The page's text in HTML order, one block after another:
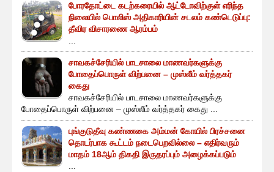
போரதோட்டை கடற்கரையில் ஆட்டோவிற்குள் எரிந்த
நிலையில் பொலிஸ் அதிகாரியின் சடலம் கண்டெடுப்பு:
தீவிர விசாரணை ஆரம்பம்
...
சாவகச்சேரியில் பாடசாலை மாணவர்களுக்கு
போதைப்பொருள் விற்பனை – முஸ்லீம் வர்த்தகர்
கைது
சாவகச்சேரியில் பாடசாலை மாணவர்களுக்கு
போதைப்பொருள் விற்பனை – முஸ்லீம் வர்த்தகர் கைது ...
புங்குடுதீவு கண்ணகை அம்மன் கோயில் பிரச்சனை
தொடர்பாக கூட்டம் நடைபெறவில்லை – எதிர்வரும்
மாதம் 18ஆம் திகதி இருதரப்பும் அழைக்கப்படும்
...